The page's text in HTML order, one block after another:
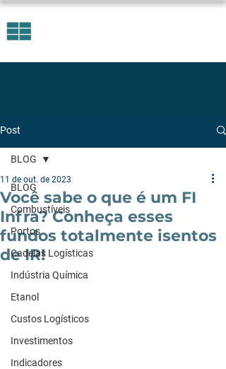
Post
BLOG
Combustíveis
Portos
Cadeias Logísticas
Indústria Química
Etanol
Custos Logísticos
Investimentos
Indicadores
BLOG
Você sabe o que é um FI
Infra? Conheça esses
fundos totalmente isentos
de IR!
11 de out. de 2023